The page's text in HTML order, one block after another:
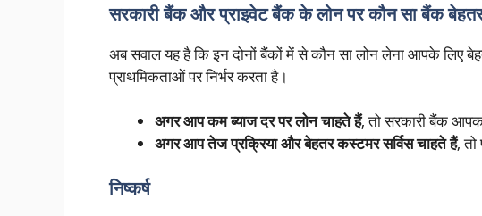
सरकारी बैंक और प्राइवेट बैंक के लोन पर कौन सा बैंक
अब सवाल यह है कि इन दोनों बैंकों में से कौन सा लोन लेना आपके लिए
प्राथमिकताओं पर निर्भर करता है।
अगर आप कम ब्याज दर पर लोन चाहते हैं, तो सरकारी बैंक
अगर आप तेज प्रक्रिया और बेहतर कस्टमर सर्विस चाहते हैं,
निष्कर्ष